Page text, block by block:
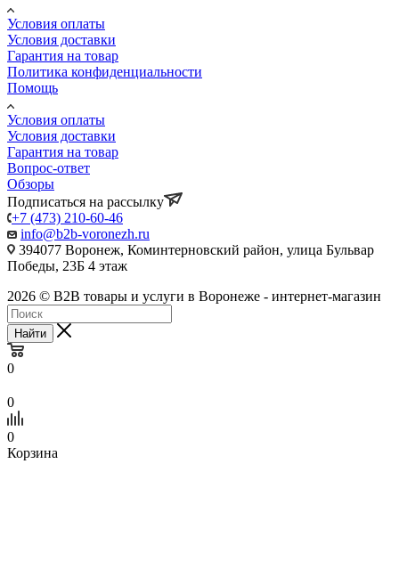
Условия оплаты
Условия доставки
Гарантия на товар
Политика конфиденциальности
Помощь
Условия оплаты
Условия доставки
Гарантия на товар
Вопрос-ответ
Обзоры
Подписаться на рассылку
+7 (473) 210-60-46
info@b2b-voronezh.ru
394077 Воронеж, Коминтерновский район, улица Бульвар
Победы, 23Б​ 4 этаж
2026 © B2B товары и услуги в Воронеже - интернет-магазин
Найти
0
0
0
Корзина